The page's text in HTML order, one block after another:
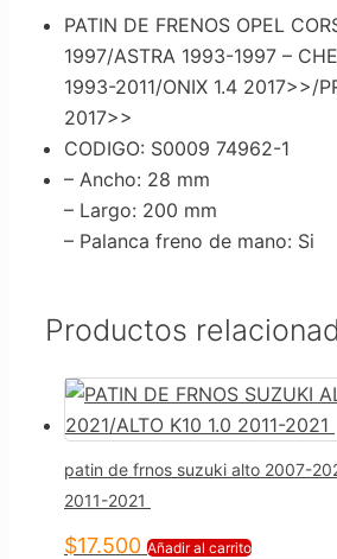
PATIN DE FRENOS OPEL
1997/ASTRA 1993-1997 –
1993-2011/ONIX 1.4 2017>>/
2017>>
CODIGO: S0009 74962-1
– Ancho: 28 mm
– Largo: 200 mm
– Palanca freno de mano: Si
Productos
patin de frnos suzuki alto 2007-
2011-2021
$17.500 Añadir al carrito